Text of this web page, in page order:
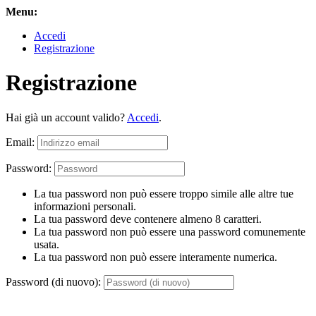
Menu:
Accedi
Registrazione
Registrazione
Hai già un account valido? Accedi.
Email:
Password:
La tua password non può essere troppo simile alle altre tue
informazioni personali.
La tua password deve contenere almeno 8 caratteri.
La tua password non può essere una password comunemente
usata.
La tua password non può essere interamente numerica.
Password (di nuovo):